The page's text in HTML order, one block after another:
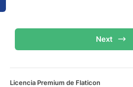
Next
Licencia Premium de Flaticon